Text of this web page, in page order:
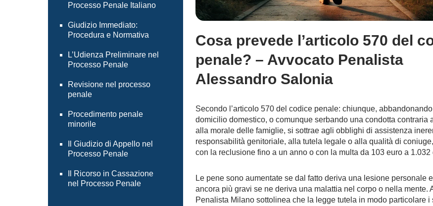
Processo Penale Italiano
Giudizio Immediato:
Procedura e Normativa
L’Udienza Preliminare nel
Processo Penale
Revisione nel processo
penale
Procedimento penale
minorile
Il Giudizio di Appello nel
Processo Penale
Il Ricorso in Cassazione
nel Processo Penale
Cosa prevede l’articolo 570 del
penale? – Avvocato Penalista
Alessandro Salonia
Secondo l’articolo 570 del codice penale: chiunque, abbandonando
domicilio domestico, o comunque serbando una condotta contraria
alla morale delle famiglie, si sottrae agli obblighi di assistenza
responsabilità genitoriale, alla tutela legale o alla qualità di
con la reclusione fino a un anno o con la multa da 103 euro a 1.032
Le pene sono aumentate se dal fatto deriva una lesione personale
ancora più gravi se ne deriva una malattia nel corpo o nella mente.
Penalista Milano sottolinea che la legge tutela in modo particolare i